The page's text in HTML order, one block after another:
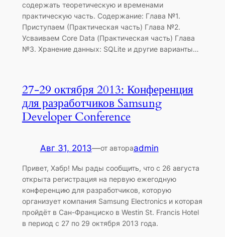
содержать теоретическую и временами
практическую часть. Содержание: Глава №1.
Приступаем (Практическая часть) Глава №2.
Усваиваем Core Data (Практическая часть) Глава
№3. Хранение данных: SQLite и другие варианты…
27-29 октября 2013: Конференция
для разработчиков Samsung
Developer Conference
Авг 31, 2013—от автораadmin
Привет, Хабр! Мы рады сообщить, что c 26 августа
открыта регистрация на первую ежегодную
конференцию для разработчиков, которую
организует компания Samsung Electronics и которая
пройдёт в Сан-Франциско в Westin St. Francis Hotel
в период с 27 по 29 октября 2013 года.